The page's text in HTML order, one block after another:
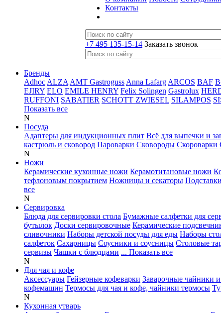
Контакты
+7 495 135-15-14 Заказать звонок
Бренды
Adhoc ALZA AMT Gastroguss Anna Lafarg ARCOS BAF
EJIRY ELO EMILE HENRY Felix Solingen Gastrolux
RUFFONI SABATIER SCHOTT ZWIESEL SILAMPOS
Показать все
N
Посуда
Адаптеры для индукционных плит Всё для выпечки и
кастрюль и сковород Пароварки Сковороды Скороварки
N
Ножи
Керамические кухонные ножи Керамотитановые ножи
тефлоновым покрытием Ножницы и секаторы
все
N
Сервировка
Блюда для сервировки стола Бумажные салфетки для
бутылок Доски сервировочные Керамические
сливочники Наборы детской посуды для еды Наборы
салфеток Сахарницы Соусники и соусницы Столовые
сервизы Чашки с блюдцами ... Показать все
N
Для чая и кофе
Аксессуары Гейзерные кофеварки Заварочные чайники
кофемашин Термосы для чая и кофе, чайники термосы
N
Кухонная утварь